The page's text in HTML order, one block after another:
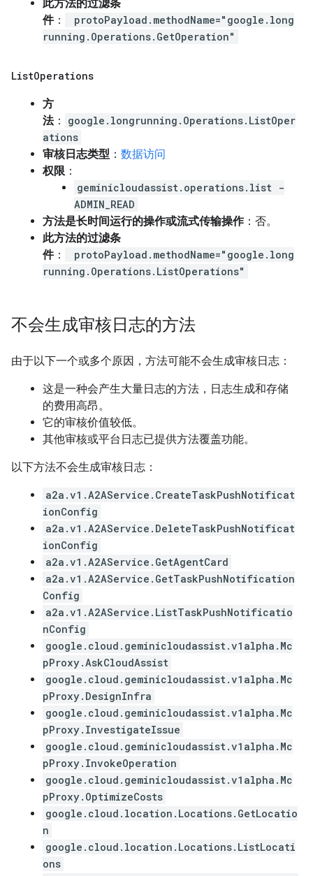
此方法的过滤条
件：
protoPayload.methodName="google.long
running.Operations.GetOperation"
ListOperations
方
法：
google.longrunning.Operations.ListOper
ations
审核日志类型 ： 数据访问
权限 ：
geminicloudassist.operations.list -
ADMIN_READ
方法是长时间运行的操作或流式传输操作：否。
此方法的过滤条
件：
protoPayload.methodName="google.long
running.Operations.ListOperations"
不会生成审核日志的方法
由于以下一个或多个原因，方法可能不会生成审核日志：
这是一种会产生大量日志的方法，日志生成和存储
的费用高昂。
它的审核价值较低。
其他审核或平台日志已提供方法覆盖功能。
以下方法不会生成审核日志：
a2a.v1.A2AService.CreateTaskPushNotificat
ionConfig
a2a.v1.A2AService.DeleteTaskPushNotificat
ionConfig
a2a.v1.A2AService.GetAgentCard
a2a.v1.A2AService.GetTaskPushNotification
Config
a2a.v1.A2AService.ListTaskPushNotificatio
nConfig
google.cloud.geminicloudassist.v1alpha.Mc
pProxy.AskCloudAssist
google.cloud.geminicloudassist.v1alpha.Mc
pProxy.DesignInfra
google.cloud.geminicloudassist.v1alpha.Mc
pProxy.InvestigateIssue
google.cloud.geminicloudassist.v1alpha.Mc
pProxy.InvokeOperation
google.cloud.geminicloudassist.v1alpha.Mc
pProxy.OptimizeCosts
google.cloud.location.Locations.GetLocatio
n
google.cloud.location.Locations.ListLocati
ons